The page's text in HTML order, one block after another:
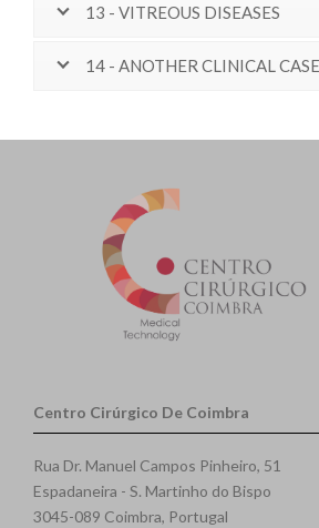
13 - VITREOUS DISEASES
14 - ANOTHER CLINICAL
Centro Cirúrgico De Coimbra
Rua Dr. Manuel Campos Pinheiro, 51
Espadaneira - S. Martinho do Bispo
3045-089 Coimbra, Portugal